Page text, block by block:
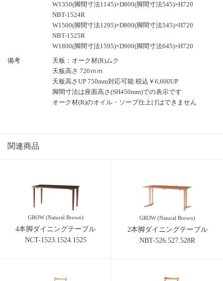
W1350(脚間寸法1145)×D800(脚間寸法545)×H720
NBT-1524R
W1500(脚間寸法1295)×D800(脚間寸法545)×H720
NBT-1525R
W1800(脚間寸法1595)×D900(脚間寸法645)×H720
備考
天板：オーク材(R)ムク
天板高さ 720ｍｍ
天板高さUP 750mm対応可能 税込￥6,600UP
脚間寸法は座面高さ(SH450mm)での表示です
オーク材(R)のオイル・ソープ仕上げはできません
関連商品
GROW (Natural Brown)
4本脚ダイニングテーブル
NCT-1523.1524.1525
GROW (Natural Brown)
2本脚ダイニングテーブル
NBT-526.527.528R